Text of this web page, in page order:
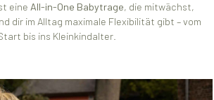
eine All-in-One Babytrage, die mitwächst,
dir im Alltag maximale Flexibilität gibt – vom
bis ins Kleinkindalter.